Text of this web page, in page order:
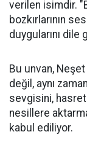
verilen isimdir.
bozkırlarının
duygularını dile
Bu unvan, Neşet
değil, aynı
sevgisini,
nesillere
kabul ediliyor.